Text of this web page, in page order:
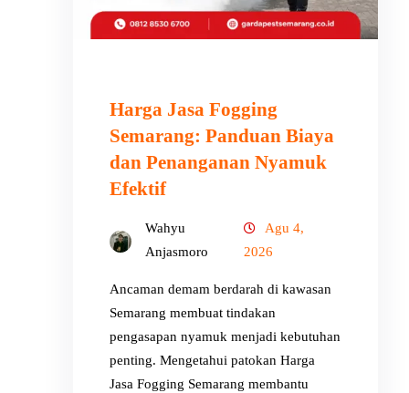
Harga Jasa Fogging
Semarang: Panduan Biaya
dan Penanganan Nyamuk
Efektif
Wahyu
Anjasmoro
Agu 4,
2026
Ancaman demam berdarah di kawasan
Semarang membuat tindakan
pengasapan nyamuk menjadi kebutuhan
penting. Mengetahui patokan Harga
Jasa Fogging Semarang membantu